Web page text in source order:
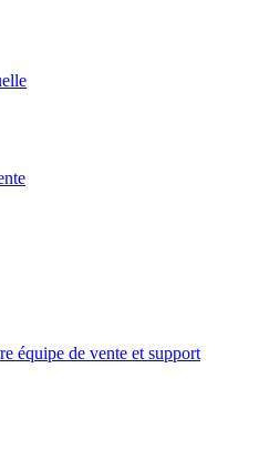
équipe de vente et support